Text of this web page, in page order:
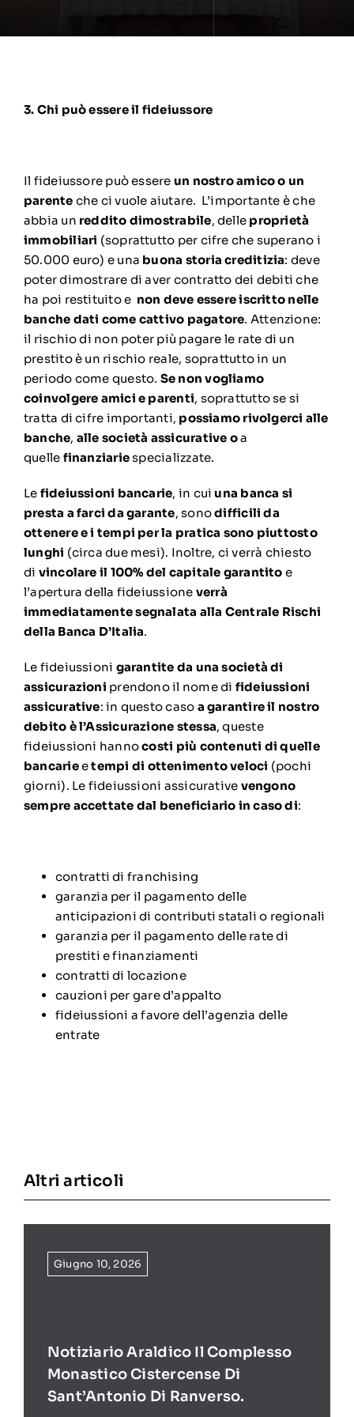
3. Chi può essere il fideiussore
Il fideiussore può essere un nostro amico o un
parente che ci vuole aiutare. L’importante è che
abbia un reddito dimostrabile, delle proprietà
immobiliari (soprattutto per cifre che superano i
50.000 euro) e una buona storia creditizia: deve
poter dimostrare di aver contratto dei debiti che
ha poi restituito e non deve essere iscritto nelle
banche dati come cattivo pagatore. Attenzione:
il rischio di non poter più pagare le rate di un
prestito è un rischio reale, soprattutto in un
periodo come questo. Se non vogliamo
coinvolgere amici e parenti, soprattutto se si
tratta di cifre importanti, possiamo rivolgerci alle
banche, alle società assicurative oa
quelle finanziariespecializzate.
Le fideiussioni bancarie, in cuiuna banca si
presta a farci da garante, sonodifficili da
ottenere e i tempi per la pratica sono piuttosto
lunghi (circa due mesi). Inoltre, ci verrà chiesto
di vincolare il 100% del capitale garantito e
l’apertura della fideiussione verrà
immediatamente segnalata alla Centrale Rischi
della Banca D’Italia.
Le fideiussioni garantite da una società di
assicurazioni prendono il nome di fideiussioni
assicurative: in questo caso a garantire il nostro
debito è l’Assicurazione stessa, queste
fideiussioni hannocosti più contenuti di quelle
bancarieetempi di ottenimento veloci (pochi
giorni). Le fideiussioni assicurative vengono
sempre accettate dal beneficiario in caso di:
contratti di franchising
garanzia per il pagamento delle
anticipazioni di contributi statali o regionali
garanzia per il pagamento delle rate di
prestiti e finanziamenti
contratti di locazione
cauzioni per gare d’appalto
fideiussioni a favore dell’agenzia delle
entrate
Altri articoli
Giugno 10, 2026
Notiziario Araldico Il Complesso
Monastico Cistercense Di
Sant’Antonio Di Ranverso.